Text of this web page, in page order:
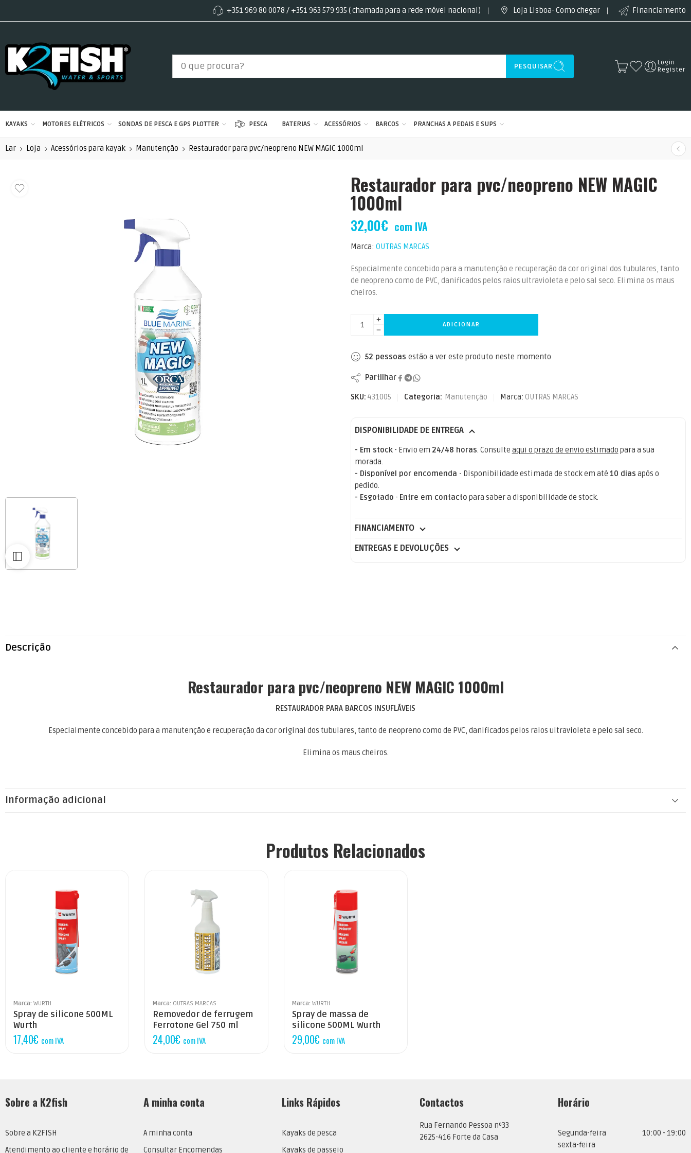
+351 969 80 0078 / +351 963 579 935 ( chamada para a rede móvel nacional) Loja Lisboa- Como chegar Financiamento
PESQUISAR
Login
Register
KAYAKS MOTORES ELÉTRICOS SONDAS DE PESCA E GPS PLOTTER PESCA BATERIAS ACESSÓRIOS BARCOS PRANCHAS A PEDAIS E SUPS
Lar Loja Acessórios para kayak Manutenção Restaurador para pvc/neopreno NEW MAGIC 1000ml
Restaurador para pvc/neopreno NEW MAGIC
1000ml
32,00€ com IVA
Marca: OUTRAS MARCAS
Especialmente concebido para a manutenção e recuperação da cor original dos tubulares, tanto
de neopreno como de PVC, danificados pelos raios ultravioleta e pelo sal seco. Elimina os maus
cheiros.
ADICIONAR
52 pessoas estão a ver este produto neste momento
Partilhar
SKU: 431005 Categoria: Manutenção Marca: OUTRAS MARCAS
DISPONIBILIDADE DE ENTREGA
- Em stock- Envio em 24/48 horas. Consulte aqui o prazo de envio estimado para a sua
morada.
- Disponível por encomenda - Disponibilidade estimada de stock em até 10 dias após o
pedido.
- Esgotado - Entre em contacto para saber a disponibilidade de stock.
FINANCIAMENTO
ENTREGAS E DEVOLUÇÕES
Descrição
Restaurador para pvc/neopreno NEW MAGIC 1000ml
RESTAURADOR PARA BARCOS INSUFLÁVEIS
Especialmente concebido para a manutenção e recuperação da cor original dos tubulares, tanto de neopreno como de PVC, danificados pelos raios ultravioleta e pelo sal seco.
Elimina os maus cheiros.
Informação adicional
Produtos Relacionados
Marca: WURTH
Spray de silicone 500ML
Wurth
17,40€ com IVA
Marca: OUTRAS MARCAS
Removedor de ferrugem
Ferrotone Gel 750 ml
24,00€ com IVA
Marca: WURTH
Spray de massa de
silicone 500ML Wurth
29,00€ com IVA
Sobre a K2fish
Sobre a K2FISH
Atendimento ao cliente e horário de
A minha conta
A minha conta
Consultar Encomendas
Links Rápidos
Kayaks de pesca
Kayaks de passeio
Contactos
Rua Fernando Pessoa nº33
2625-416 Forte da Casa
Horário
Segunda-feira
sexta-feira
10:00 - 19:00